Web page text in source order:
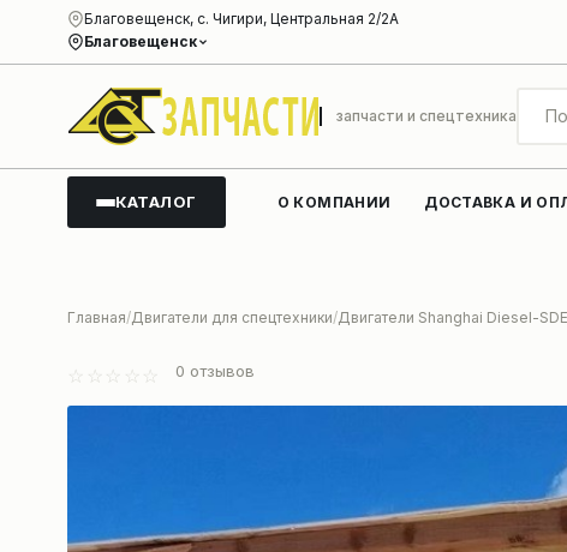
Благовещенск
Благовещенск, с. Чигири, Центральная 2/2А
запчасти и спецтехника
КАТАЛОГ О КОМПАНИИ ДОСТАВКА И
Главная Двигатели для спецтехники Двигатели Shanghai Diesel-
0 отзывов